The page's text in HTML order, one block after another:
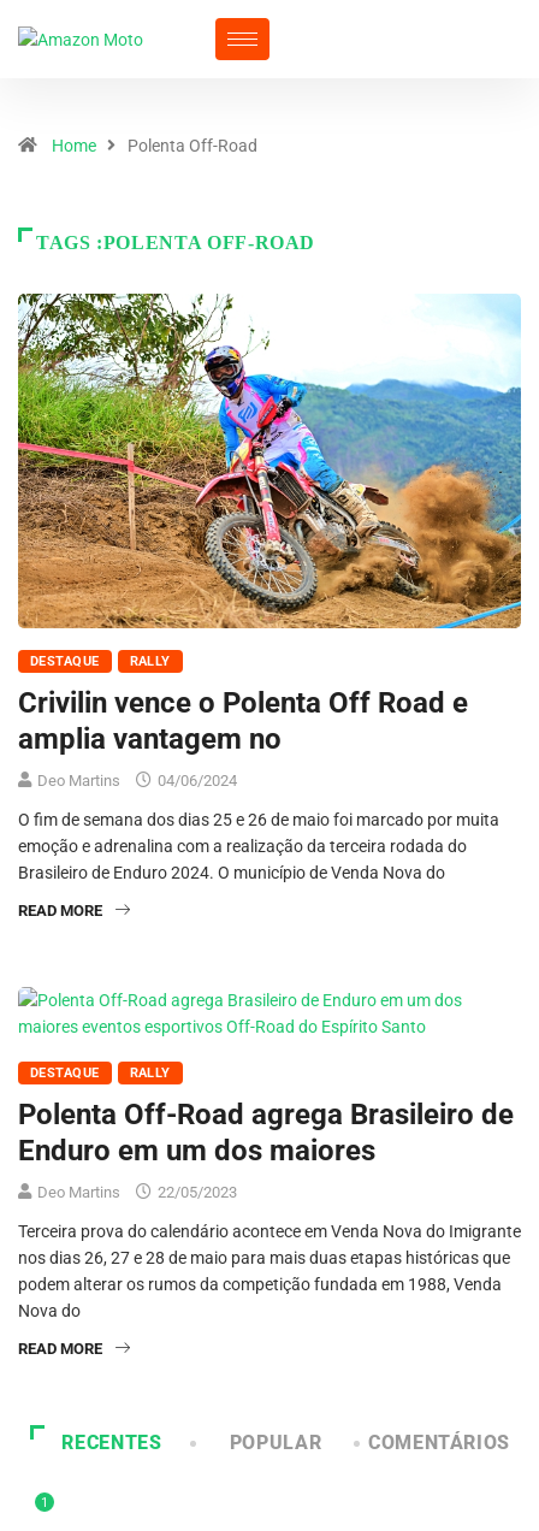
Home Polenta Off-Road
TAGS :POLENTA OFF-ROAD
DESTAQUE RALLY
Crivilin vence o Polenta Off Road e
amplia vantagem no
Deo Martins 04/06/2024
O fim de semana dos dias 25 e 26 de maio foi marcado por muita
emoção e adrenalina com a realização da terceira rodada do
Brasileiro de Enduro 2024. O município de Venda Nova do
READ MORE
DESTAQUE RALLY
Polenta Off-Road agrega Brasileiro de
Enduro em um dos maiores
Deo Martins 22/05/2023
Terceira prova do calendário acontece em Venda Nova do Imigrante
nos dias 26, 27 e 28 de maio para mais duas etapas históricas que
podem alterar os rumos da competição fundada em 1988, Venda
Nova do
READ MORE
RECENTES POPULAR COMENTÁRIOS
1